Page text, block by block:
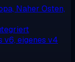
Naher Osten,
v6, eigenes v4